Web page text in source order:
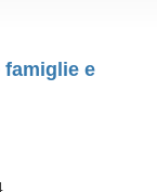
famiglie e